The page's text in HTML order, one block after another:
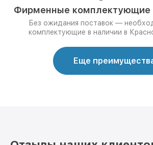
Фирменные комплектующие
Без ожидания поставок —
комплектующие в наличии в
Еще